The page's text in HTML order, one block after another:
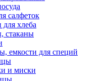
салфеток
хлеба
стаканы
емкости для специй
и миски